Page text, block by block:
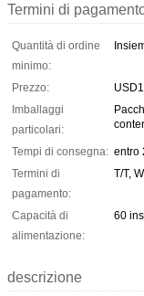
Termini di
Quantità di ordine
minimo:
Prezzo:
Imballaggi
particolari:
Tempi di consegna: entro
Termini di
pagamento:
T/T,
Capacità di
alimentazione:
60
descrizione